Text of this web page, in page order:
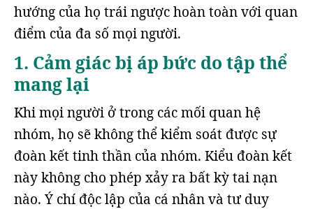
hướng của họ trái ngược hoàn toàn với quan
điểm của đa số mọi người.
1. Cảm giác bị áp bức do tập thể
mang lại
Khi mọi người ở trong các mối quan hệ
nhóm, họ sẽ không thể kiểm soát được sự
đoàn kết tinh thần của nhóm. Kiểu đoàn kết
này không cho phép xảy ra bất kỳ tai nạn
nào. Ý chí độc lập của cá nhân và tư duy